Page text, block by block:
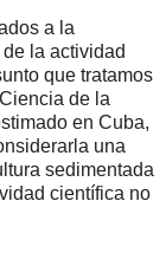
a la
la actividad
que tratamos
de la
en Cuba,
una
sedimentada
científica no